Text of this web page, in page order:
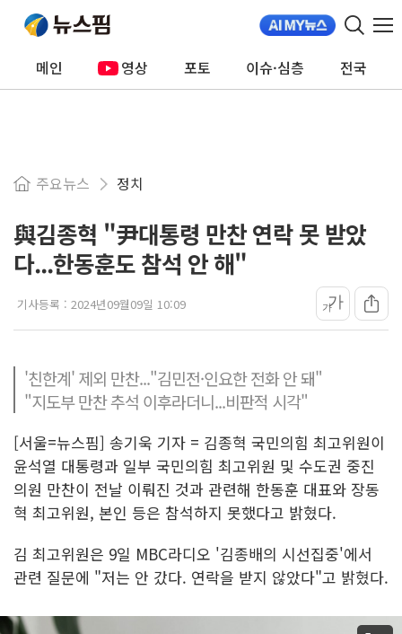
메인 영상 포토 이슈·심층 전국
주요뉴스 정치
與김종혁 "尹대통령 만찬 연락 못 받았
다...한동훈도 참석 안 해"
기사등록 : 2024년09월09일 10:09 가가
'친한계' 제외 만찬..."김민전·인요한 전화 안 돼"
"지도부 만찬 추석 이후라더니...비판적 시각"
[서울=뉴스핌] 송기욱 기자 = 김종혁 국민의힘 최고위원이
윤석열 대통령과 일부 국민의힘 최고위원 및 수도권 중진
의원 만찬이 전날 이뤄진 것과 관련해 한동훈 대표와 장동
혁 최고위원, 본인 등은 참석하지 못했다고 밝혔다.
김 최고위원은 9일 MBC라디오 '김종배의 시선집중'에서
관련 질문에 "저는 안 갔다. 연락을 받지 않았다"고 밝혔다.